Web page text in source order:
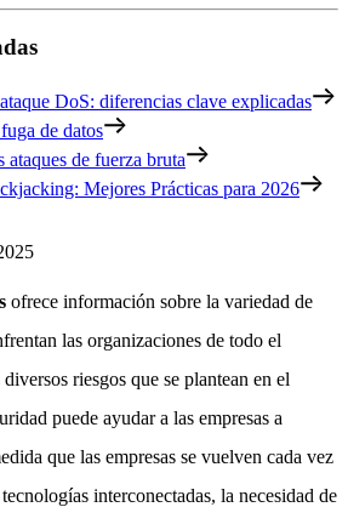
DoS: diferencias clave explicadas
de datos
de fuerza bruta
Mejores Prácticas para 2026
ofrece información sobre la variedad de
las organizaciones de todo el
riesgos que se plantean en el
puede ayudar a las empresas a
que las empresas se vuelven cada vez
interconectadas, la necesidad de